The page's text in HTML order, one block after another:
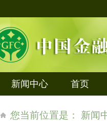
新闻中心 首页
您当前位置是： 新闻